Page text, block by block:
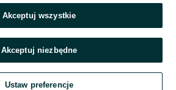
Zaloguj się
jednego z dostawców wskazanych powyżej,
serwisu OLX.pl w jego aktualnym brzmieniu.
Akceptuj wszystkie
Akceptuj niezbędne
Ustaw preferencje